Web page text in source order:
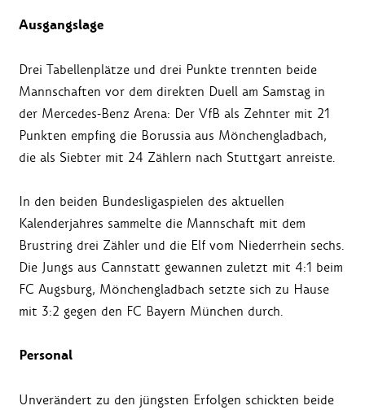
Ausgangslage
Drei Tabellenplätze und drei Punkte trennten beide
Mannschaften vor dem direkten Duell am Samstag in
der Mercedes-Benz Arena: Der VfB als Zehnter mit 21
Punkten empfing die Borussia aus Mönchengladbach,
die als Siebter mit 24 Zählern nach Stuttgart anreiste.
In den beiden Bundesligaspielen des aktuellen
Kalenderjahres sammelte die Mannschaft mit dem
Brustring drei Zähler und die Elf vom Niederrhein sechs.
Die Jungs aus Cannstatt gewannen zuletzt mit 4:1 beim
FC Augsburg, Mönchengladbach setzte sich zu Hause
mit 3:2 gegen den FC Bayern München durch.
Personal
Unverändert zu den jüngsten Erfolgen schickten beide